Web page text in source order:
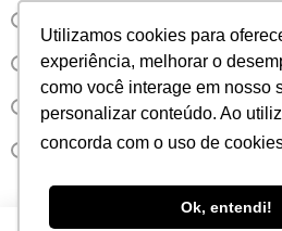
Utilizamos cookies para
experiência, melhorar o
como você interage em nosso
personalizar conteúdo. Ao
concorda com o uso de
Ok, entendi!
Utilizamos cookies para
experiência, melhorar o
como você interage em nosso
personalizar conteúdo. Ao
concorda com o uso de
Ok, entendi!
0
Notícias
Sorvete
Taylor